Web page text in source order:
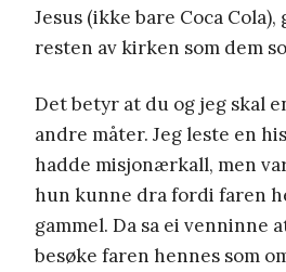
Jesus (ikke bare Coca
resten av kirken som dem
Det betyr at du og jeg skal
andre måter. Jeg leste en
hadde misjonærkall, men
hun kunne dra fordi faren
gammel. Da sa ei venninne
besøke faren hennes som